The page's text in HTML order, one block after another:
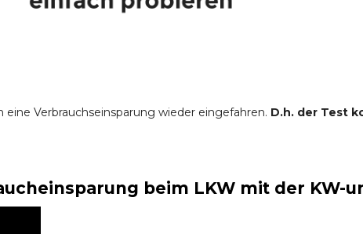
Verbrauchseinsparung wieder eingefahren. D.h. der Test
beim LKW mit der KW-